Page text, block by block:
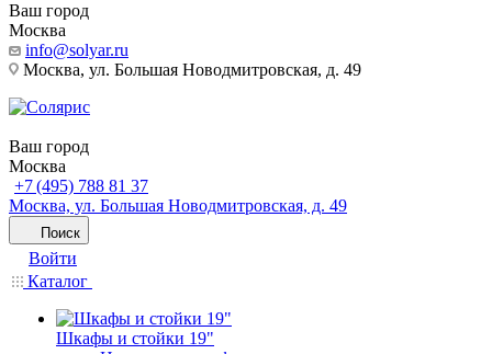
Ваш город
Москва
info@solyar.ru
Москва, ул. Большая Новодмитровская, д. 49
Ваш город
Москва
+7 (495) 788 81 37
Москва, ул. Большая Новодмитровская, д. 49
Поиск
Войти
Каталог
Шкафы и стойки 19"